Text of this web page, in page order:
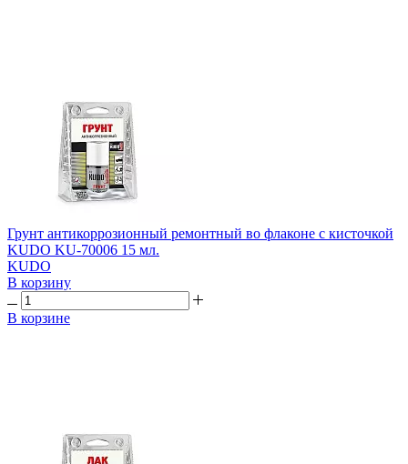
Грунт антикоррозионный ремонтный во флаконе с кисточкой
KUDO KU-70006 15 мл.
KUDO
В корзину
В корзине